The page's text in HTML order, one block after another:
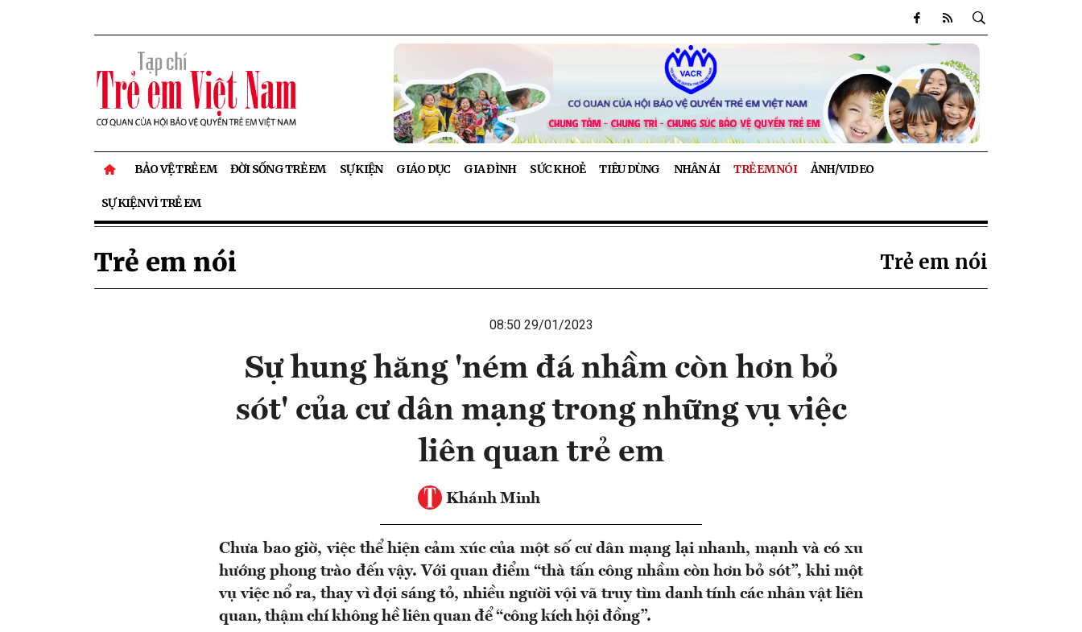
BẢO VỆ TRẺ EM ĐỜI SỐNG TRẺ EM SỰ KIỆN GIÁO DỤC GIA ĐÌNH SỨC KHOẺ TIÊU DÙNG NHÂN ÁI TRẺ EM NÓI ẢNH/VIDEO
SỰ KIỆN VÌ TRẺ EM
Trẻ em nói Trẻ em nói
08:50 29/01/2023
Sự hung hăng 'ném đá nhầm còn hơn bỏ
sót' của cư dân mạng trong những vụ việc
liên quan trẻ em
Khánh Minh
Chưa bao giờ, việc thể hiện cảm xúc của một số cư dân mạng lại nhanh, mạnh và có xu
hướng phong trào đến vậy. Với quan điểm “thà tấn công nhầm còn hơn bỏ sót”, khi một
vụ việc nổ ra, thay vì đợi sáng tỏ, nhiều người vội vã truy tìm danh tính các nhân vật liên
quan, thậm chí không hề liên quan để “công kích hội đồng”.